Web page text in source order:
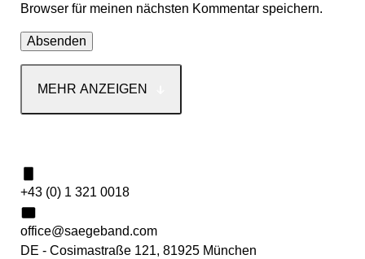
Browser für meinen nächsten Kommentar speichern.
MEHR ANZEIGEN
+43 (0) 1 321 0018
office@saegeband.com
DE - Cosimastraße 121, 81925 München